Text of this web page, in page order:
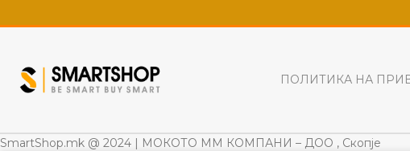
ПОЛИТИКА НА
SmartShop.mk @ 2024 | МОКОТО ММ КОМПАНИ – ДОО , Скопје